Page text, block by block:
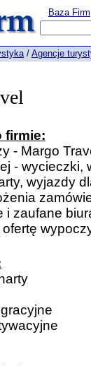
Baza Firm
/ Agencje
firmie:
- Margo
- wycieczki,
wyjazdy
i zaufane